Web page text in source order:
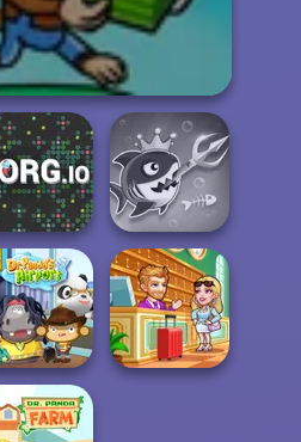
YORG.io
Fish Stab Getting
Big